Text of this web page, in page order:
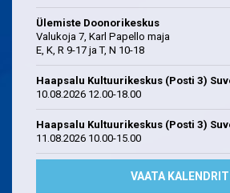
Ülemiste Doonorikeskus
Valukoja 7, Karl Papello maja
E, K, R 9-17 ja T, N 10-18
Haapsalu Kultuurikeskus (Posti 3)
10.08.2026 12.00-18.00
Haapsalu Kultuurikeskus (Posti 3)
11.08.2026 10.00-15.00
VAATA KALENDRIT